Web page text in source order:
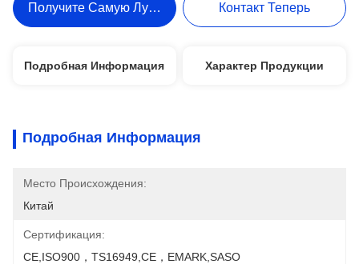
Получите Самую Лучшую Цену Контакт Теперь
Подробная Информация Характер Продукции
Подробная Информация
Место Происхождения:
Китай
Сертификация:
CE,ISO900，TS16949,CE，EMARK,SASO